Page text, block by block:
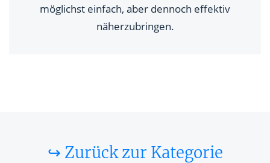
möglichst einfach, aber dennoch effektiv
näherzubringen.
↪ Zurück zur Kategorie